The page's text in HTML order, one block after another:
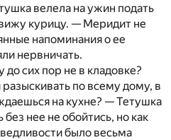
велела на ужин подать
вижу курицу. — Меридит не
напоминания о ее
нервничать.
сих пор не в кладовке?
по всему дому, в
на кухне? — Тетушка
без нее не обойтись, но как
было весьма